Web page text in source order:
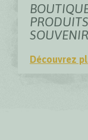
Découvrez